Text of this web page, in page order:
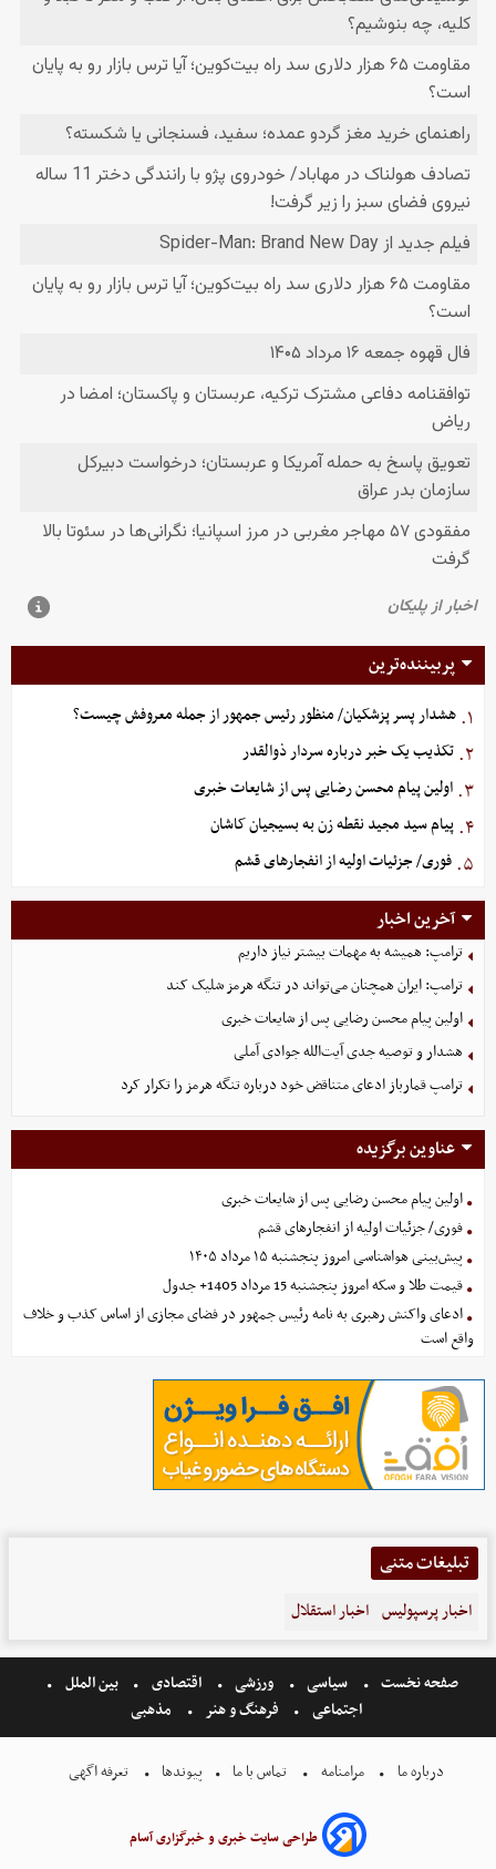
پربیننده‌ترین
۱. هشدار پسر پزشکیان/ منظور رئیس جمهور از جمله معروفش چیست؟
۲. تکذیب یک خبر درباره سردار ذوالقدر
۳. اولین پیام محسن رضایی پس از شایعات خبری
۴. پیام سید مجید نقطه زن به بسیجیان کاشان
۵. فوری/ جزئیات اولیه از انفجارهای قشم
آخرین اخبار
ترامپ: همیشه به مهمات بیشتر نیاز داریم
ترامپ: ایران همچنان می‌تواند در تنگه هرمز شلیک کند
اولین پیام محسن رضایی پس از شایعات خبری
هشدار و توصیه جدی آیت‌الله جوادی آملی
ترامپ قمارباز ادعای متناقض خود درباره تنگه هرمز را تکرار کرد
عناوین برگزیده
اولین پیام محسن رضایی پس از شایعات خبری
فوری/ جزئیات اولیه از انفجارهای قشم
پیش‌بینی هواشناسی امروز پنجشنبه ۱۵ مرداد ۱۴۰۵
قیمت طلا و سکه امروز پنجشنبه 15 مرداد 1405+ جدول
ادعای واکنش رهبری به نامه رئیس جمهور در فضای مجازی از اساس کذب و خلاف
واقع است
تبلیغات متنی
اخبار پرسپولیس اخبار استقلال
صفحه نخست سیاسی ورزشی اقتصادی
بین الملل
اجتماعی
فرهنگ و هنر مذهبی
درباره ما مرامنامه تماس با ما پیوندها تعرفه اگهی
طراحی سایت خبری و خبرگزاری آسام